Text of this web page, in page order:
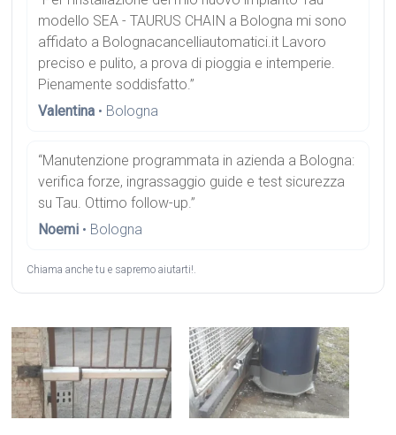
modello SEA - TAURUS CHAIN a Bologna mi sono
affidato a Bolognacancelliautomatici.it Lavoro
preciso e pulito, a prova di pioggia e intemperie.
Pienamente soddisfatto.”
Valentina • Bologna
“Manutenzione programmata in azienda a Bologna:
verifica forze, ingrassaggio guide e test sicurezza
su Tau. Ottimo follow-up.”
Noemi • Bologna
Chiama anche tu e sapremo aiutarti!.